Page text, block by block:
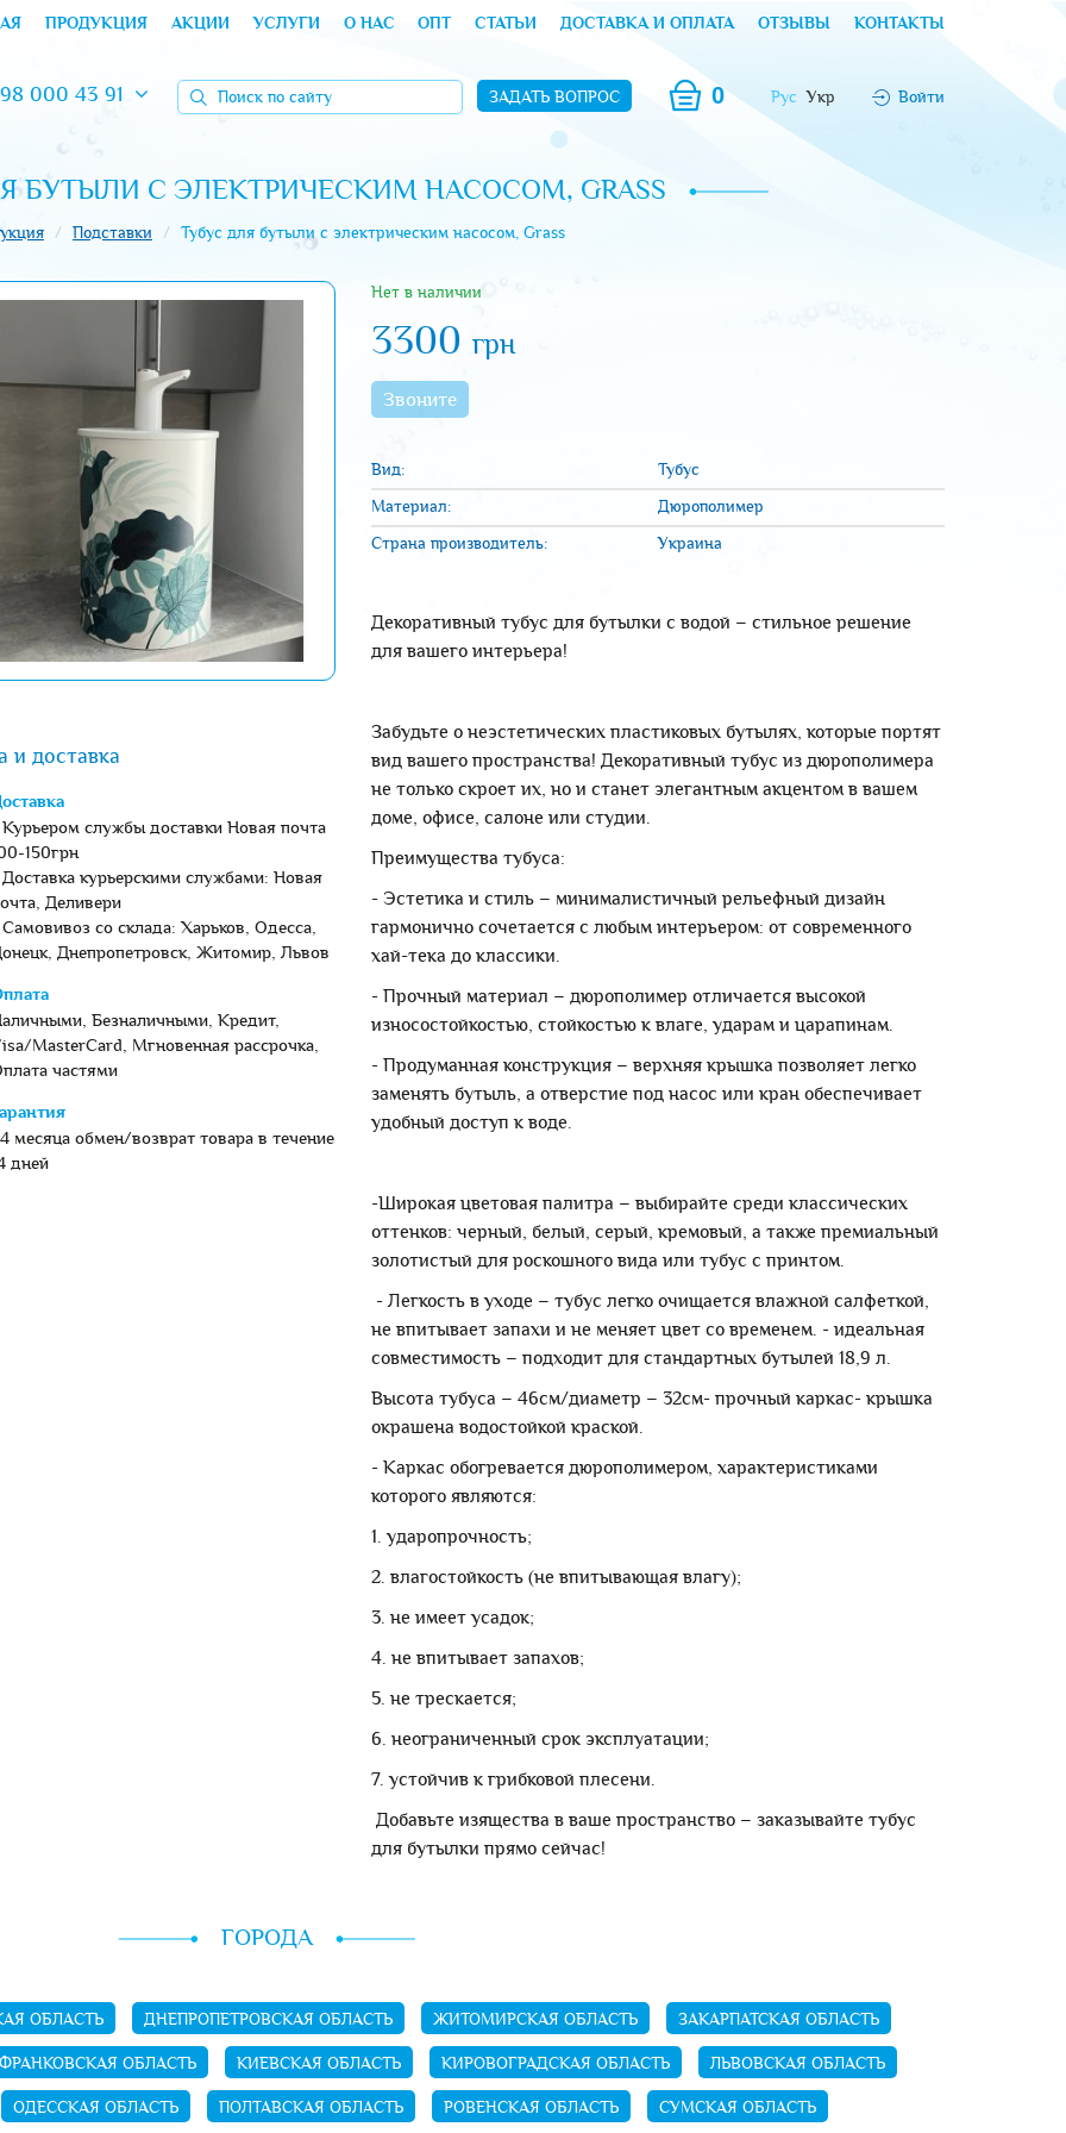
ПРОДУКЦИЯ АКЦИИ УСЛУГИ О НАС ОПТ СТАТЬИ ДОСТАВКА И ОПЛАТА ОТЗЫВЫ КОНТАКТЫ
000 43 91
Поиск
по
ЗАДАТЬ ВОПРОС 0 Рус Укр Войти
БУТЫЛИ С ЭЛЕКТРИЧЕСКИМ НАСОСОМ, GRASS
Подставки Тубус для бутыли с электрическим насосом, Grass
и доставка
службы доставки Новая почта
150грн
курьерскими службами: Новая
Деливери
со склада: Харьков, Одесса,
Днепропетровск, Житомир, Львов
Безналичными, Кредит,
MasterCard, Мгновенная рассрочка,
частями
месяца обмен/возврат товара в течение
дней
Нет в наличии
3300грн
Звоните
Вид:
Тубус
Материал:
Дюрополимер
Страна производитель:
Украина
Декоративный тубус для бутылки с водой – стильное решение
для вашего интерьера!
Забудьте о неэстетических пластиковых бутылях, которые портят
вид вашего пространства! Декоративный тубус из дюрополимера
не только скроет их, но и станет элегантным акцентом в вашем
доме, офисе, салоне или студии.
Преимущества тубуса:
- Эстетика и стиль – минималистичный рельефный дизайн
гармонично сочетается с любым интерьером: от современного
хай-тека до классики.
- Прочный материал – дюрополимер отличается высокой
износостойкостью, стойкостью к влаге, ударам и царапинам.
- Продуманная конструкция – верхняя крышка позволяет легко
заменять бутыль, а отверстие под насос или кран обеспечивает
удобный доступ к воде.
-Широкая цветовая палитра – выбирайте среди классических
оттенков: черный, белый, серый, кремовый, а также премиальный
золотистый для роскошного вида или тубус с принтом.
- Легкость в уходе – тубус легко очищается влажной салфеткой,
не впитывает запахи и не меняет цвет со временем. - идеальная
совместимость – подходит для стандартных бутылей 18,9 л.
Высота тубуса – 46см/диаметр – 32см- прочный каркас- крышка
окрашена водостойкой краской.
- Каркас обогревается дюрополимером, характеристиками
которого являются:
1. ударопрочность;
2. влагостойкость (не впитывающая влагу);
3. не имеет усадок;
4. не впитывает запахов;
5. не трескается;
6. неограниченный срок эксплуатации;
7. устойчив к грибковой плесени.
Добавьте изящества в ваше пространство – заказывайте тубус
для бутылки прямо сейчас!
ГОРОДА
ОБЛАСТЬ ДНЕПРОПЕТРОВСКАЯ ОБЛАСТЬ ЖИТОМИРСКАЯ ОБЛАСТЬ
ЗАКАРПАТСКАЯ ОБЛАСТЬ
ОБЛАСТЬ КИЕВСКАЯ ОБЛАСТЬ КИРОВОГРАДСКАЯ ОБЛАСТЬ
ЛЬВОВСКАЯ ОБЛАСТЬ
ОДЕССКАЯ ОБЛАСТЬ ПОЛТАВСКАЯ ОБЛАСТЬ РОВЕНСКАЯ ОБЛАСТЬ СУМСКАЯ ОБЛАСТЬ